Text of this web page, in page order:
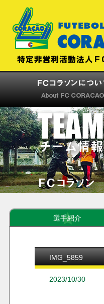
選手紹介
IMG_5859
2023/10/30